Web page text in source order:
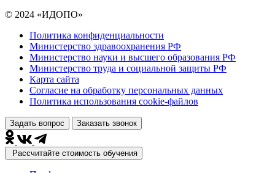
© 2024 «ИДОПО»
Политика конфиденциальности
Министерство здравоохранения РФ
Министерство науки и высшего образования РФ
Министерство труда и социальной защиты РФ
Карта сайта
Согласие на обработку персональных данных
Политика использования сookie-файлов
Задать вопрос Заказать звонок
Рассчитайте стоимость обучения